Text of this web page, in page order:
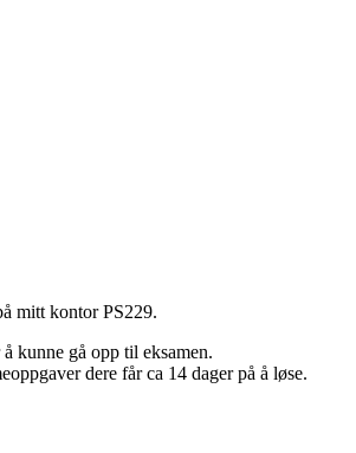
mitt kontor PS229.
kunne gå opp til eksamen.
dere får ca 14 dager på å løse.